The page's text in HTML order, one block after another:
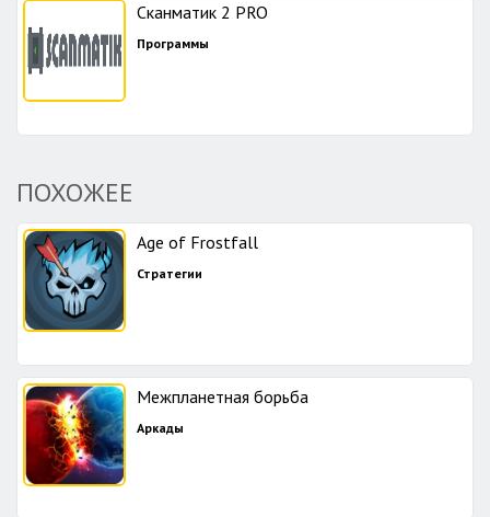
Сканматик 2 PRO
Программы
ПОХОЖЕЕ
Age of Frostfall
Стратегии
Межпланетная борьба
Аркады